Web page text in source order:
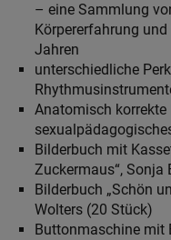
– eine Sammlung
Körpererfahrung
Jahren
unterschiedliche
Anatomisch
Bilderbuch mit
Zuckermaus“, Sonja
Bilderbuch „Schön
Wolters (20 Stück)
Buttonmaschine mit